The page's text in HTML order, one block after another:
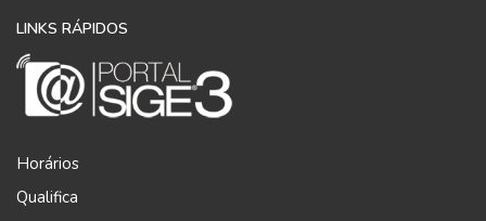
LINKS RÁPIDOS
Horários
Qualifica